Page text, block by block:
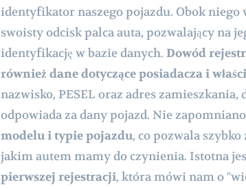
identyfikator naszego pojazdu. Obok niego
swoisty odcisk palca auta, pozwalający na
identyfikację w bazie danych. Dowód
również dane dotyczące posiadacza i
nazwisko, PESEL oraz adres zamieszkania,
odpowiada za dany pojazd. Nie
modelu i typie pojazdu, co pozwala
jakim autem mamy do czynienia. Istotna
pierwszej rejestracji, która mówi nam o